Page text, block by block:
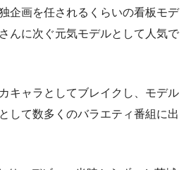
企画を任されるくらいの看板モデ
んに次ぐ元気モデルとして人気で
キャラとしてブレイクし、モデル
して数多くのバラエティ番組に出